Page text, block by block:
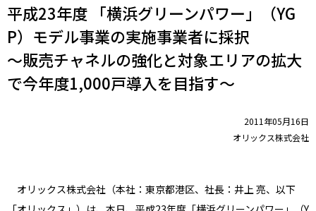
平成23年度 「横浜グリーンパワー」（YG
P）モデル事業の実施事業者に採択
～販売チャネルの強化と対象エリアの拡大
で今年度1,000戸導入を目指す～
2011年05月16日
オリックス株式会社
オリックス株式会社（本社：東京都港区、社長：井上 亮、以下